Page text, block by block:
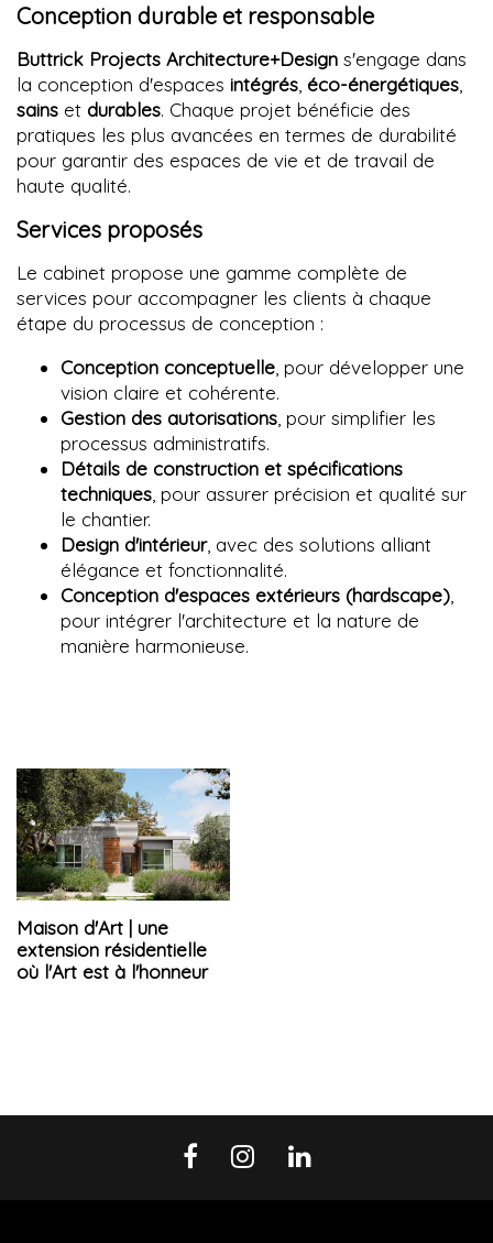
Conception durable et responsable
Buttrick Projects Architecture+Design s'engage dans
la conception d'espaces intégrés éco-énergétiques
sains et durables. Chaque projet bénéficie des
pratiques les plus avancées en termes de durabilité
pour garantir des espaces de vie et de travail de
haute qualité.
Services proposés
Le cabinet propose une gamme complète de
services pour accompagner les clients à chaque
étape du processus de conception :
Conception conceptuelle , pour développer une
vision claire et cohérente.
Gestion des autorisations , pour simplifier les
processus administratifs.
Détails de construction et spécifications
techniques , pour assurer précision et qualité sur
le chantier.
Design d'intérieur, avec des solutions alliant
élégance et fonctionnalité.
Conception d'espaces extérieurs (hardscape)
pour intégrer l'architecture et la nature de
manière harmonieuse.
Maison d'Art | une
extension résidentielle
où l'Art est à l'honneur